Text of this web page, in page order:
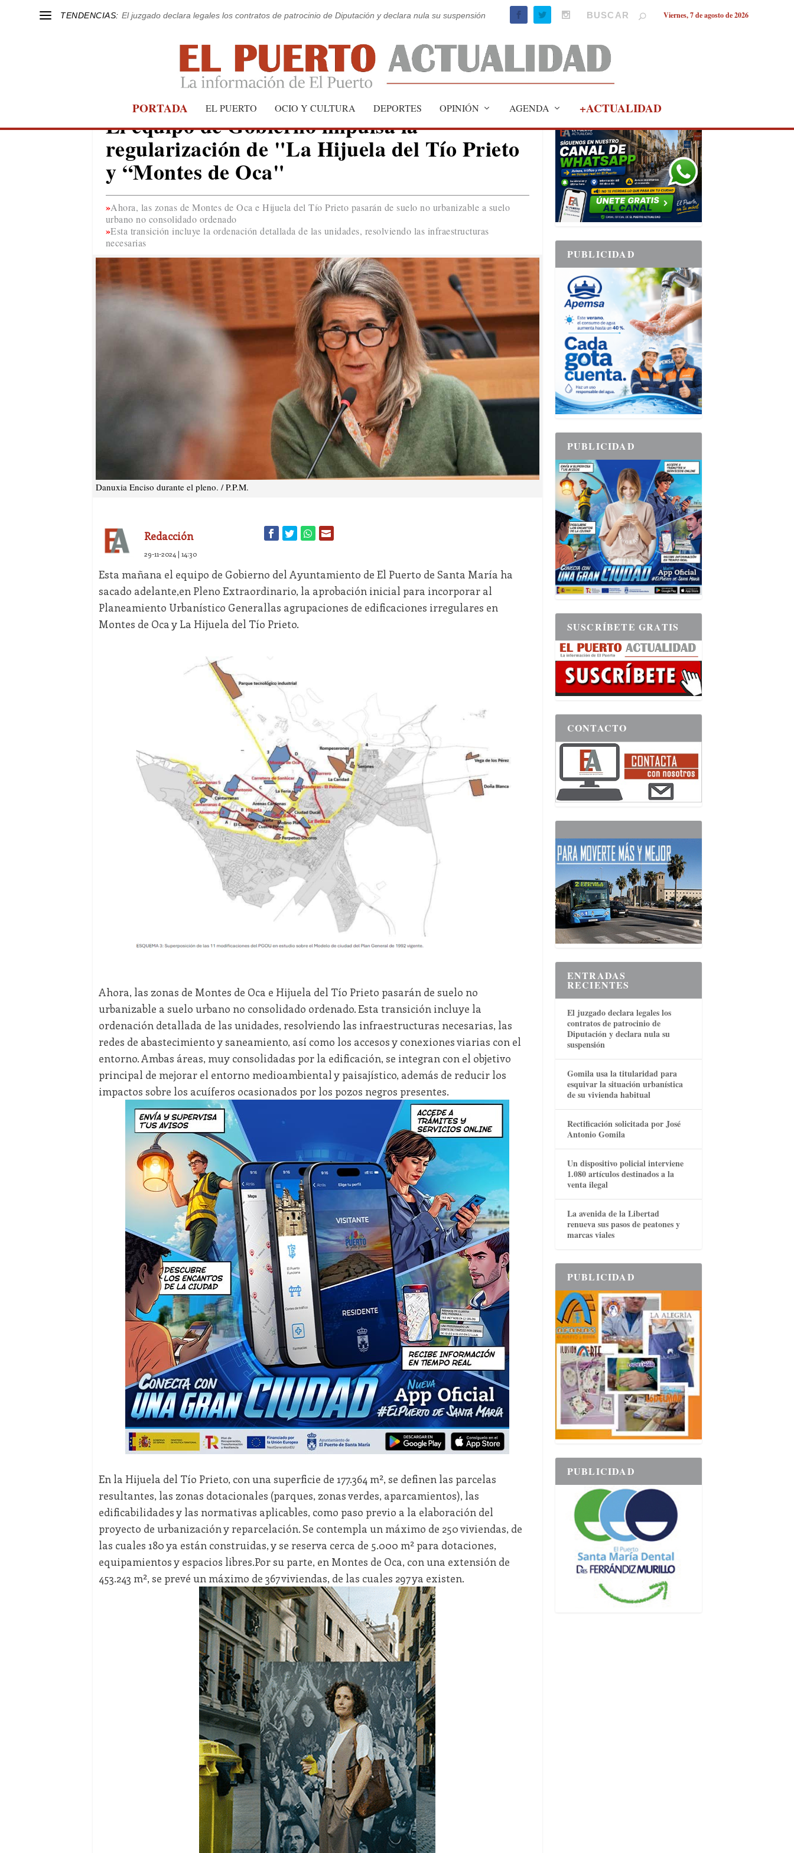
TENDENCIAS: El juzgado declara legales los contratos de patrocinio de Diputación y declara nula su suspensión Viernes, 7 de agosto de 2026
PORTADA EL PUERTO OCIO Y CULTURA DEPORTES OPINIÓN AGENDA +ACTUALIDAD
EL PUERTO
El equipo de Gobierno impulsa la
regularización de "La Hijuela del Tío Prieto
y “Montes de Oca"
Ahora, las zonas de Montes de Oca e Hijuela del Tío Prieto pasarán de suelo no urbanizable a suelo
urbano no consolidado ordenado
Esta transición incluye la ordenación detallada de las unidades, resolviendo las infraestructuras
necesarias
Danuxia Enciso durante el pleno. / P.P.M.
Redacción
29-11-2024 | 14:30
Esta mañana el equipo de Gobierno del Ayuntamiento de El Puerto de Santa María ha
sacado adelante,en Pleno Extraordinario, la aprobación inicial para incorporar al
Planeamiento Urbanístico Generallas agrupaciones de edificaciones irregulares en
Montes de Oca y La Hijuela del Tío Prieto.
Ahora, las zonas de Montes de Oca e Hijuela del Tío Prieto pasarán de suelo no
urbanizable a suelo urbano no consolidado ordenado. Esta transición incluye la
ordenación detallada de las unidades, resolviendo las infraestructuras necesarias, las
redes de abastecimiento y saneamiento, así como los accesos y conexiones viarias con el
entorno. Ambas áreas, muy consolidadas por la edificación, se integran con el objetivo
principal de mejorar el entorno medioambiental y paisajístico, además de reducir los
impactos sobre los acuíferos ocasionados por los pozos negros presentes.
En la Hijuela del Tío Prieto, con una superficie de 177.364 m², se definen las parcelas
resultantes, las zonas dotacionales (parques, zonas verdes, aparcamientos), las
edificabilidades y las normativas aplicables, como paso previo a la elaboración del
proyecto de urbanización y reparcelación. Se contempla un máximo de 250 viviendas, de
las cuales 180 ya están construidas, y se reserva cerca de 5.000 m² para dotaciones,
equipamientos y espacios libres.Por su parte, en Montes de Oca, con una extensión de
453.243 m², se prevé un máximo de 367 viviendas, de las cuales 297 ya existen.
PUBLICIDAD
PUBLICIDAD
PUBLICIDAD
SUSCRÍBETE GRATIS
CONTACTO
ENTRADAS
RECIENTES
El juzgado declara legales los
contratos de patrocinio de
Diputación y declara nula su
suspensión
Gomila usa la titularidad para
esquivar la situación urbanística
de su vivienda habitual
Rectificación solicitada por José
Antonio Gomila
Un dispositivo policial interviene
1.080 artículos destinados a la
venta ilegal
La avenida de la Libertad
renueva sus pasos de peatones y
marcas viales
PUBLICIDAD
PUBLICIDAD